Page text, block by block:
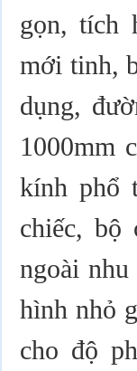
gọn, tích
mới tinh,
dụng,
1000mm
kính phổ
chiếc, bộ
ngoài
hình nhỏ
cho độ